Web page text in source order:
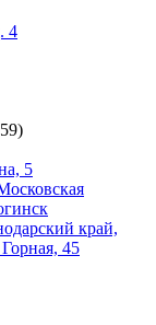
4
5
край,
45